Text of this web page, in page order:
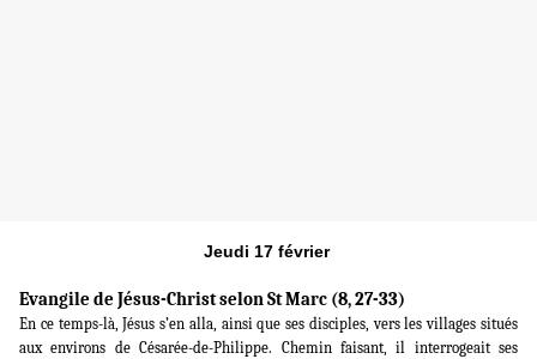
Jeudi 17 février
Evangile de Jésus-Christ selon St Marc (8, 27-33)
En ce temps-là, Jésus s’en alla, ainsi que ses disciples, vers les villages situés
aux environs de Césarée-de-Philippe. Chemin faisant, il interrogeait ses